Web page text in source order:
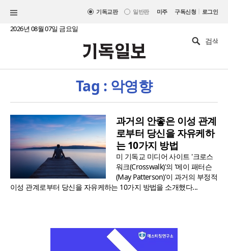
기독교판 일반판 미주 구독신청 | 로그인
2026년 08월 07일 금요일
Tag : 악영향
과거의 안좋은 이성 관계
로부터 당신을 자유케하
는 10가지 방법
미 기독교 미디어 사이트 '크로스
워크(Crosswalk)'의 '메이 패터슨
(May Patterson)'이 과거의 부정적
이성 관계로부터 당신을 자유케하는 10가지 방법을 소개했다...